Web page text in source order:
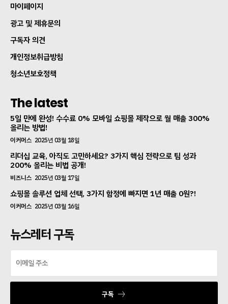
마이페이지
광고 및 제휴문의
구독자 의견
개인정보취급방침
청소년보호정책
The latest
5일 만에 완성! 수수료 0% 모바일 쇼핑몰 제작으로 월 매출 300%
올리는 방법!
이커머스 2025년 03월 18일
리더십 교육, 아직도 고민하세요? 3가지 핵심 전략으로 팀 성과
200% 올리는 비법 공개!
비즈니스 2025년 03월 17일
쇼핑몰 솔루션 업체 선택, 3가지 함정에 빠지면 1년 매출 0원?!
이커머스 2025년 03월 16일
뉴스레터 구독
구독